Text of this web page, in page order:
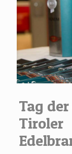
Tag
Tiroler